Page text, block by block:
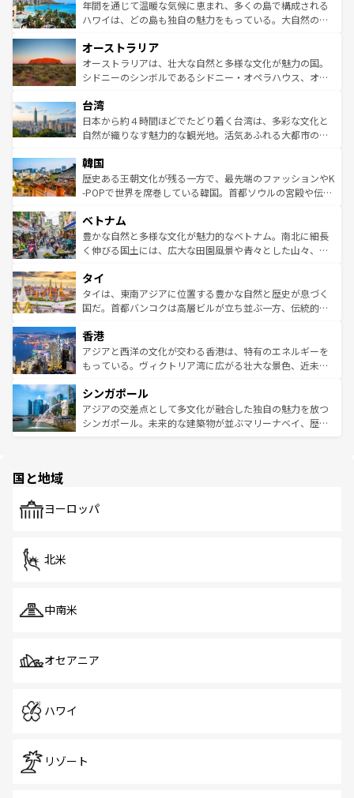
着のスイス情報はコンテンツ一覧 を参照してほしい。
ンメントが詰まった刺激的なスポットだ。一方、アメリカ
西部には大自然が広がり、グランドキャニオンやイエロー
部のニューオーリンズでは、音楽と美食が融合した独特の
文化が魅力。旅行者はアメリカの各地域で異なる魅力を楽
しみながら、その多様性と豊かな歴史を感じることができ
ならではの贅沢な旅のスタイルだ。 なお、新着のアメリカ
情報はコンテンツ一覧を参照してほしい。
年間を通じて温暖な気候に恵まれ、多くの島で構成される
ハワイは、どの島も独自の魅力をもっている。大自然の神
ワイ島は見逃せない。また、定番の観光地といえばオアフ
島だが、静かな自然を求めるならマウイ島やカウアイ島が
おすすめ。エメラルドグリーンに輝く海をはじめ、豊かな
れるおもてなしの心で訪れる人々を迎えてくれるハワイの
人々、おいしいローカルフードやハワイアンミュージッ
ク、伝統的なフラダンスなど、すべてがハワイの魅力を彩
ワイを、存分に味わってほしい。 なお、新着のハワイ情報
はコンテンツ一覧を参照してほしい。
オーストラリア
オーストラリアは、壮大な自然と多様な文化が魅力の国。
シドニーのシンボルであるシドニー・オペラハウス、オー
リアリーフや大陸中央部にそびえるウルル（エアーズロッ
ク）、タスマニアの美しい原生林やケアンズの熱帯雨林な
ど、見どころがたくさん。また、カフェやワイン、オージ
いる。アクティビティも充実しており、サーフィンやダイ
ビング、ハイキングなど、アウトドア好きにはたまらな
い。オーストラリアの多彩な魅力を存分に味わいつくそ
参照してほしい。
台湾
日本から約４時間ほどでたどり着く台湾は、多彩な文化と
自然が織りなす魅力的な観光地。活気あふれる大都市の台
ン）、静ひつな山岳地帯である台湾東部など、都市の喧騒
と山間の静けさが共存しており、訪れる人に新しい発見と
驚きをもたらしてくれる。また、奥深い台湾の食文化も魅
容にもいいと評判のスイーツなど、バラエティ豊かな料理
が味わえる。 なお、新着の台湾情報は コンテンツ一覧を参
照してほしい。
韓国
歴史ある王朝文化が残る一方で、最先端のファッションやK
-POPで世界を席巻している韓国。首都ソウルの宮殿や伝統
き、地方に足を延ばせば四季折々の自然美を楽しむことが
できる。そして、キムチや焼肉、絶品のストリートフード
まで、さまざまな韓国料理が待っている。夜には、韓国な
リティに包まれながら、韓国の多彩な魅力を心ゆくまで味
わってみてほしい。 なお、新着の韓国情報はコンテンツ一
覧を参照してほしい。
ベトナム
豊かな自然と多様な文化が魅力的なベトナム。南北に細長
く伸びる国土には、広大な田園風景や青々とした山々、世
急速な発展と共に伝統が息づく。ハノイの古い町並みやホ
ーチミン市のフランス統治時代の建物も、独特の雰囲気を
醸し出している。また、バラエティの豊かさとおいしさで
とつ。フォーやバインミー、ベトナムコーヒーなどは、ぜ
ひ現地で味わいたい。どの地域を訪れてもあたたかい人々
が旅行者を迎えてくれるので、きっと忘れられない旅にな
参照してほしい。
タイ
タイは、東南アジアに位置する豊かな自然と歴史が息づく
国だ。首都バンコクは高層ビルが立ち並ぶ一方、伝統的な
の活気が交差している。北部ではチェンマイなどの山岳地
帯で自然と触れ合い、南部ではプーケットやクラビの美し
いビーチでリゾート気分を楽しむことができる。タイ料理
激する。気候は一年中温暖で、どの季節にも異なる楽しみ
が待っている。親しみやすいタイの人々、仏教を中心とし
た文化、そして多様な観光資源が、訪れる旅人を魅了し続
香港
アジアと西洋の文化が交わる香港は、特有のエネルギーを
もっている。ヴィクトリア湾に広がる壮大な景色、近未来
み、どこを訪れても感動するはず。観光スポットが密集し
ており、効率よく見どころを回れるのも魅力。息をのむよ
うな絶景から文化的な体験まで、香港を存分に楽しみ尽く
シンガポール
アジアの交差点として多文化が融合した独自の魅力を放つ
シンガポール。未来的な建築物が並ぶマリーナベイ、歴史
で、ホーカーズは地元の風情を楽しめる外せないスポット
国と地域
ヨーロッパ
北米
中南米
オセアニア
ハワイ
リゾート